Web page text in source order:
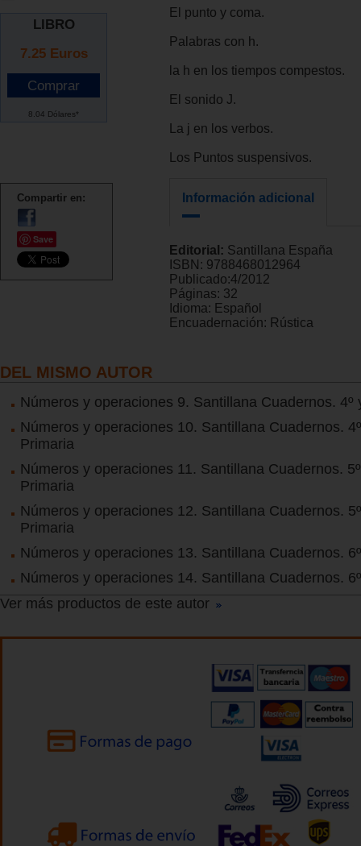
LIBRO
7.25 Euros
8.04 Dólares*
Compartir en:
Save
El punto y coma.
Palabras con h.
la h en los tiempos compestos.
El sonido J.
La j en los verbos.
Los Puntos suspensivos.
Información adicional
Editorial: Santillana España
ISBN: 9788468012964
Publicado:4/2012
Páginas: 32
Idioma: Español
Encuadernación: Rústica
DEL MISMO AUTOR
Números y operaciones 9. Santillana Cuadernos. 4º
Números y operaciones 10. Santillana Cuadernos.
Primaria
Números y operaciones 11. Santillana Cuadernos.
Primaria
Números y operaciones 12. Santillana Cuadernos.
Primaria
Números y operaciones 13. Santillana Cuadernos.
Números y operaciones 14. Santillana Cuadernos.
Ver más productos de este autor